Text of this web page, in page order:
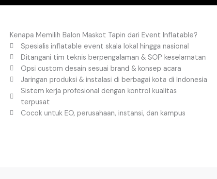
Kenapa Memilih Balon Maskot Tapin dari Event Inflatable?
Spesialis inflatable event skala lokal hingga nasional
Ditangani tim teknis berpengalaman & SOP keselamatan
Opsi custom desain sesuai brand & konsep acara
Jaringan produksi & instalasi di berbagai kota di Indonesia
Sistem kerja profesional dengan kontrol kualitas
terpusat
Cocok untuk EO, perusahaan, instansi, dan kampus